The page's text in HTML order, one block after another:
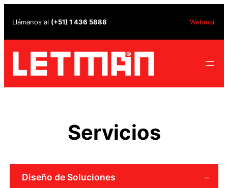
Llámanos al (+51) 1 436 5888 Webmail
Servicios
Diseño de Soluciones